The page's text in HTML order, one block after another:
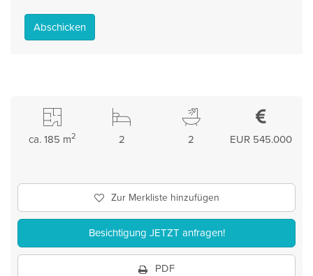
Abschicken
EUR 545.000
2
2
ca. 185 m2
Zur Merkliste hinzufügen
Besichtigung JETZT anfragen!
PDF